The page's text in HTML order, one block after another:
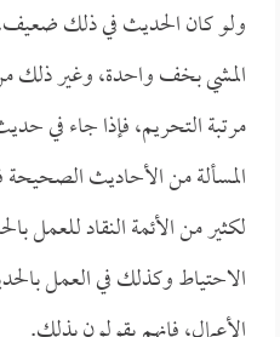
ولو كان الحديث في ذلك
المشي بخف واحدة، وغير ذلك
مرتبة التحريم، فإذا جاء في
المسألة من الأحاديث
لكثير من الأئمة النقاد للعمل
الاحتياط وكذلك في العمل